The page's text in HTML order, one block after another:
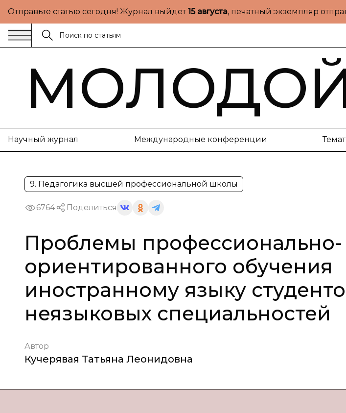
Отправьте статью сегодня! Журнал выйдет15 августа, печатный экземпляр
Научный журнал Международные конференции
9. Педагогика высшей профессиональной школы
6764 Поделиться
Проблемы профессионально-
ориентированного обучения
иностранному языку
неязыковых специальностей
Автор
Кучерявая Татьяна Леонидовна